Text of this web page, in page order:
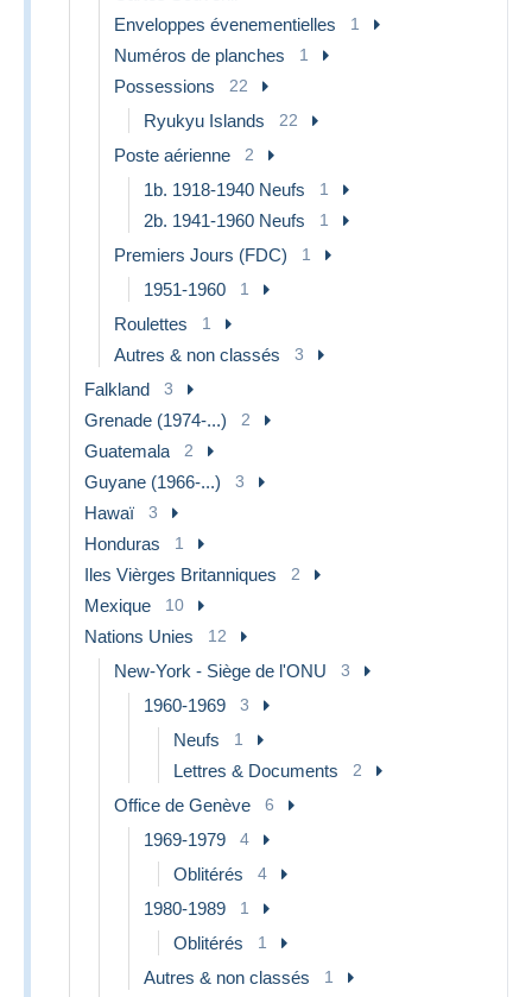
Enveloppes évenementielles 1
Numéros de planches 1
Possessions 22
Ryukyu Islands 22
Poste aérienne 2
1b. 1918-1940 Neufs 1
2b. 1941-1960 Neufs 1
Premiers Jours (FDC) 1
1951-1960 1
Roulettes 1
Autres & non classés 3
Falkland 3
Grenade (1974-...) 2
Guatemala 2
Guyane (1966-...) 3
Hawaï 3
Honduras 1
Iles Vièrges Britanniques 2
Mexique 10
Nations Unies 12
New-York - Siège de l'ONU 3
1960-1969 3
Neufs 1
Lettres & Documents 2
Office de Genève 6
1969-1979 4
Oblitérés 4
1980-1989 1
Oblitérés 1
Autres & non classés 1